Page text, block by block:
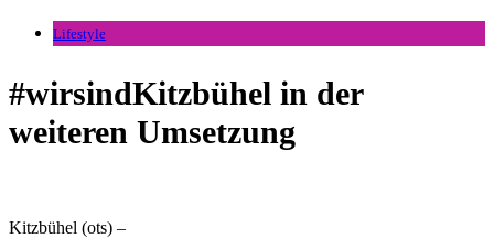
Lifestyle
#wirsindKitzbühel in der
weiteren Umsetzung
Kitzbühel (ots) –